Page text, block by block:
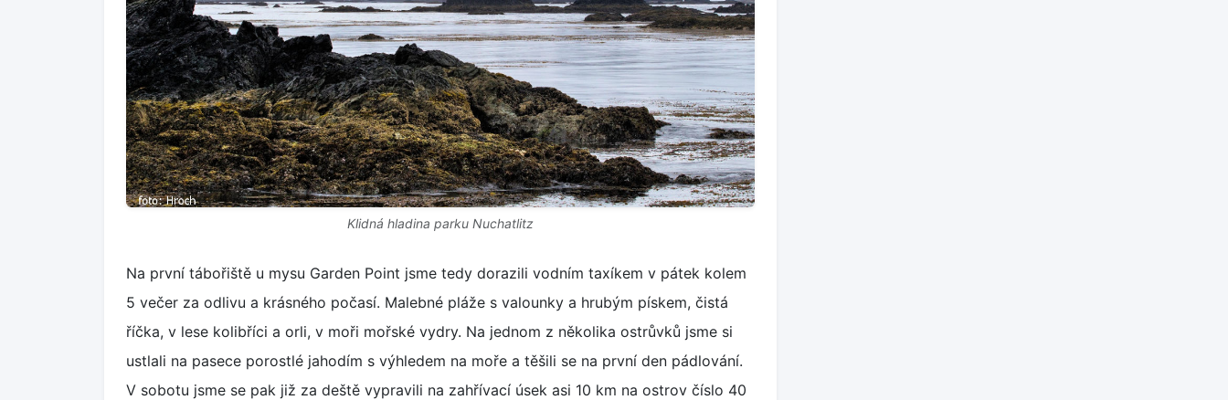
Klidná hladina parku Nuchatlitz
Na první tábořiště u mysu Garden Point jsme tedy dorazili vodním taxíkem v pátek kolem
5 večer za odlivu a krásného počasí. Malebné pláže s valounky a hrubým pískem, čistá
říčka, v lese kolibříci a orli, v moři mořské vydry. Na jednom z několika ostrůvků jsme si
ustlali na pasece porostlé jahodím s výhledem na moře a těšili se na první den pádlování.
V sobotu jsme se pak již za deště vypravili na zahřívací úsek asi 10 km na ostrov číslo 40